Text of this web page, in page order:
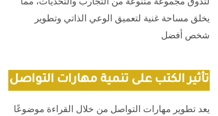
يخلق مساحة غنية لتعميق الوعي الذاتي وتطوير
شخص أفضل
تأثير الكتب على تنمية مهارات التواصل
يعد تطوير مهارات التواصل من خلال القراءة موضوعًا